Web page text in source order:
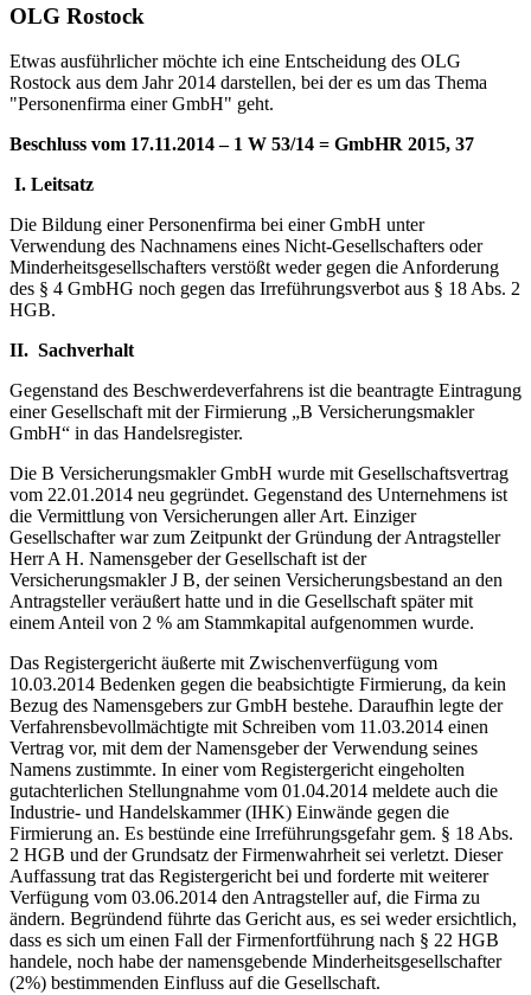
OLG Rostock
Etwas ausführlicher möchte ich eine Entscheidung des OLG
Rostock aus dem Jahr 2014 darstellen, bei der es um das Thema
"Personenfirma einer GmbH" geht.
Beschluss vom 17.11.2014 – 1 W 53/14 = GmbHR 2015, 37
I. Leitsatz
Die Bildung einer Personenfirma bei einer GmbH unter
Verwendung des Nachnamens eines Nicht-Gesellschafters oder
Minderheitsgesellschafters verstößt weder gegen die Anforderung
des § 4 GmbHG noch gegen das Irreführungsverbot aus § 18 Abs. 2
HGB.
II. Sachverhalt
Gegenstand des Beschwerdeverfahrens ist die beantragte Eintragung
einer Gesellschaft mit der Firmierung „B Versicherungsmakler
GmbH“ in das Handelsregister.
Die B Versicherungsmakler GmbH wurde mit Gesellschaftsvertrag
vom 22.01.2014 neu gegründet. Gegenstand des Unternehmens ist
die Vermittlung von Versicherungen aller Art. Einziger
Gesellschafter war zum Zeitpunkt der Gründung der Antragsteller
Herr A H. Namensgeber der Gesellschaft ist der
Versicherungsmakler J B, der seinen Versicherungsbestand an den
Antragsteller veräußert hatte und in die Gesellschaft später mit
einem Anteil von 2 % am Stammkapital aufgenommen wurde.
Das Registergericht äußerte mit Zwischenverfügung vom
10.03.2014 Bedenken gegen die beabsichtigte Firmierung, da kein
Bezug des Namensgebers zur GmbH bestehe. Daraufhin legte der
Verfahrensbevollmächtigte mit Schreiben vom 11.03.2014 einen
Vertrag vor, mit dem der Namensgeber der Verwendung seines
Namens zustimmte. In einer vom Registergericht eingeholten
gutachterlichen Stellungnahme vom 01.04.2014 meldete auch die
Industrie- und Handelskammer (IHK) Einwände gegen die
Firmierung an. Es bestünde eine Irreführungsgefahr gem. § 18 Abs.
2 HGB und der Grundsatz der Firmenwahrheit sei verletzt. Dieser
Auffassung trat das Registergericht bei und forderte mit weiterer
Verfügung vom 03.06.2014 den Antragsteller auf, die Firma zu
ändern. Begründend führte das Gericht aus, es sei weder ersichtlich,
dass es sich um einen Fall der Firmenfortführung nach § 22 HGB
handele, noch habe der namensgebende Minderheitsgesellschafter
(2%) bestimmenden Einfluss auf die Gesellschaft.